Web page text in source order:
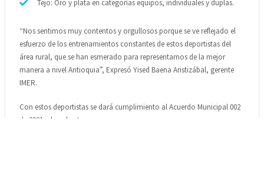
Tejo: Oro y plata en categorías equipos, individuales y duplas.
“Nos sentimos muy contentos y orgullosos porque se ve reflejado el
esfuerzo de los entrenamientos constantes de estos deportistas del
área rural, que se han esmerado para representarnos de la mejor
manera a nivel Antioquia”, Expresó Yised Baena Aristizábal, gerente
IMER.
Con estos deportistas se dará cumplimiento al Acuerdo Municipal 002
de 2021, el cual entrega